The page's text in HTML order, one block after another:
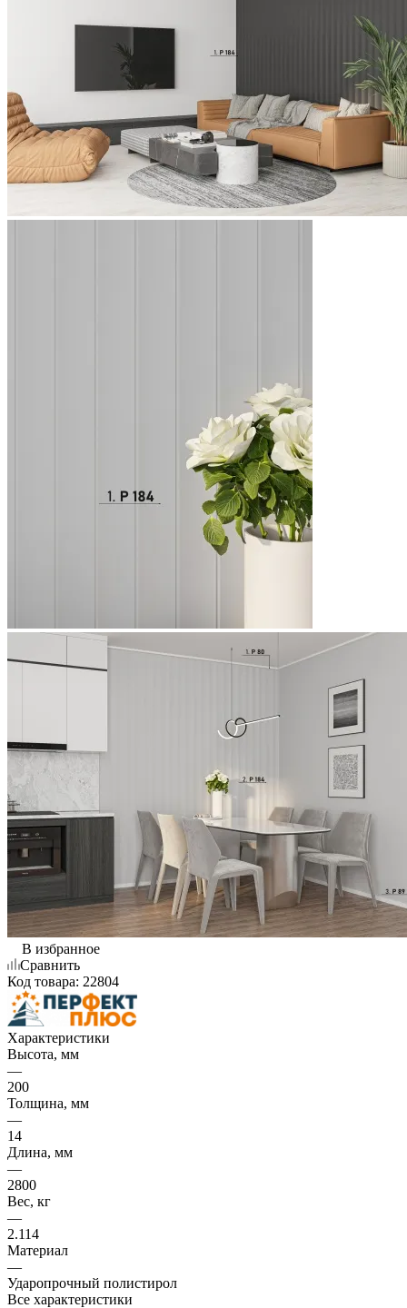
В избранное
Сравнить
Код товара: 22804
Характеристики
Высота, мм
—
200
Толщина, мм
—
14
Длина, мм
—
2800
Вес, кг
—
2.114
Материал
—
Ударопрочный полистирол
Все характеристики